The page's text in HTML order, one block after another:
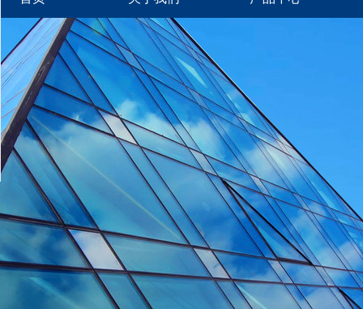
微信
百度贴吧
豆瓣
QQ好友
QQ空间
复制网址
打印